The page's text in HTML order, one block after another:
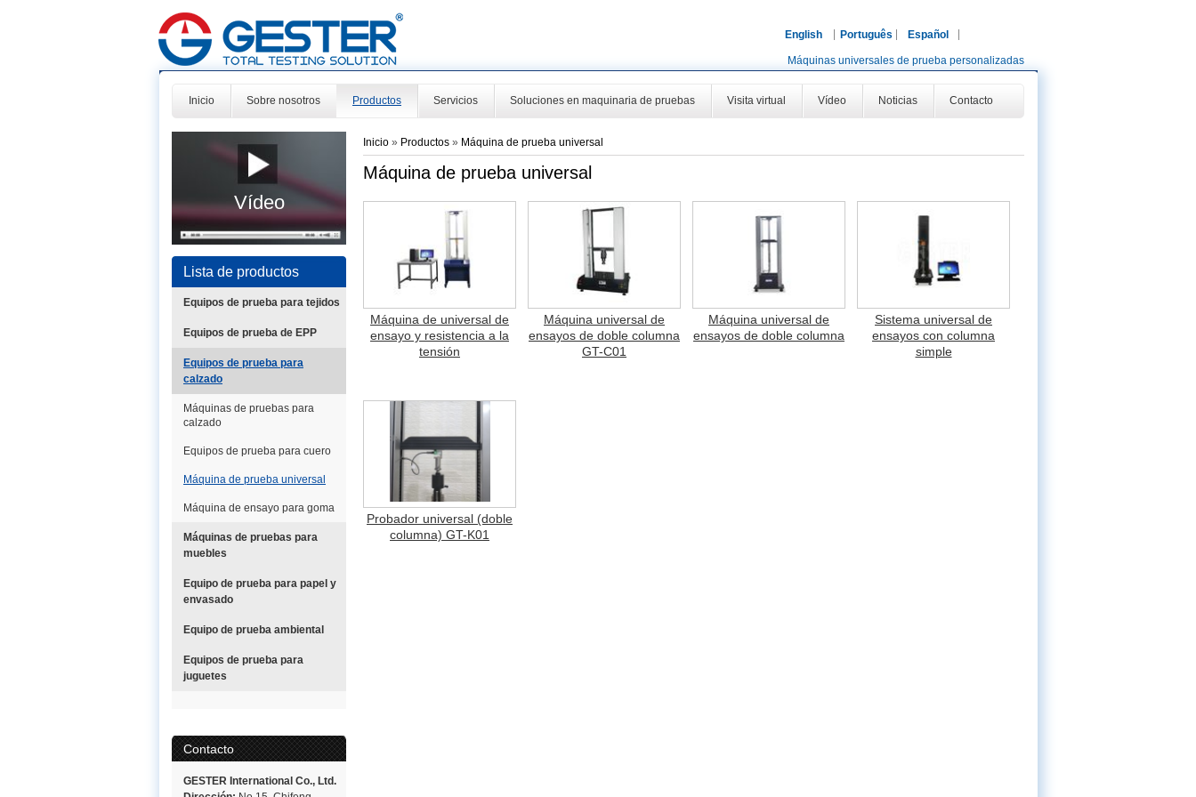
English Português Español
Máquinas universales de prueba personalizadas
Inicio Sobre nosotros Productos Servicios Soluciones en maquinaria de pruebas Visita virtual Vídeo Noticias Contacto
Vídeo
Lista de productos
Equipos de prueba para tejidos
Equipos de prueba de EPP
Equipos de prueba para
calzado
Máquinas de pruebas para
calzado
Equipos de prueba para cuero
Máquina de prueba universal
Máquina de ensayo para goma
Máquinas de pruebas para
muebles
Equipo de prueba para papel y
envasado
Equipo de prueba ambiental
Equipos de prueba para
juguetes
Contacto
GESTER International Co., Ltd.
Inicio » Productos » Máquina de prueba universal
Máquina de prueba universal
Máquina de universal de
ensayo y resistencia a la
tensión
Máquina universal de
ensayos de doble columna
GT-C01
Máquina universal de
ensayos de doble columna
Sistema universal de
ensayos con columna
simple
Probador universal (doble
columna) GT-K01